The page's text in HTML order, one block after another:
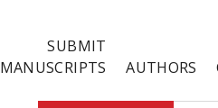
AUTHORS
SUBMIT
MANUSCRIPTS